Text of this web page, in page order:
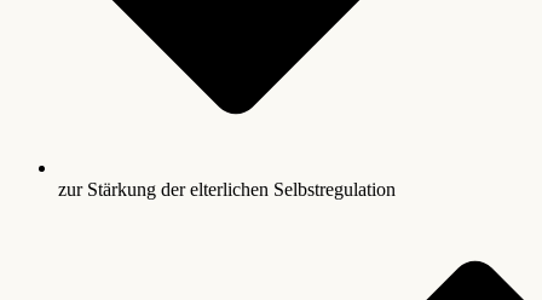
zur Stärkung der elterlichen Selbstregulation